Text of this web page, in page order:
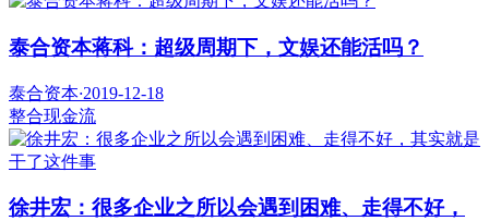
泰合资本蒋科：超级周期下，文娱还能活吗？
泰合资本·2019-12-18
整合现金流
徐井宏：很多企业之所以会遇到困难、走得不好，